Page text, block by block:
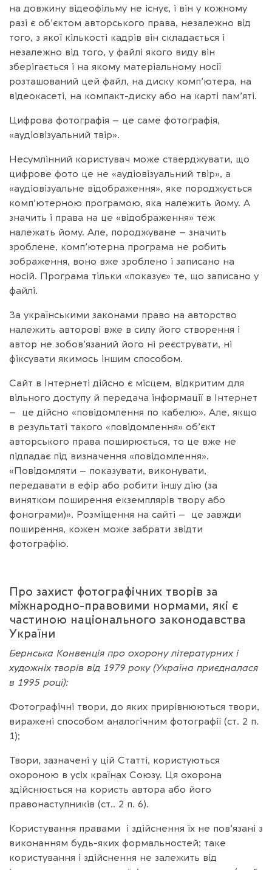
на довжину відеофільму не існує, і він у кожному
разі є об’єктом авторського права, незалежно від
того, з якої кількості кадрів він складається і
незалежно від того, у файлі якого виду він
зберігається і на якому матеріальному носії
розташований цей файл, на диску комп’ютера, на
відеокасеті, на компакт-диску або на карті пам’яті.
Цифрова фотографія – це саме фотографія,
«аудіовізуальний твір».
Несумлінний користувач може стверджувати, що
цифрове фото це не «аудіовізуальний твір», а
«аудіовізуальне відображення», яке породжується
комп’ютерною програмою, яка належить йому. А
значить і права на це «відображення» теж
належать йому. Але, породжуване – значить
зроблене, комп’ютерна програма не робить
зображення, воно вже зроблено і записано на
носій. Програма тільки «показує» те, що записано у
файлі.
За українськими законами право на авторство
належить авторові вже в силу його створення і
автор не зобов’язаний його ні реєструвати, ні
фіксувати якимось іншим способом.
Сайт в Інтернеті дійсно є місцем, відкритим для
вільного доступу й передача інформації в Інтернет
– це дійсно «повідомлення по кабелю». Але, якщо
в результаті такого «повідомлення» об’єкт
авторського права поширюється, то це вже не
підпадає під визначення «повідомлення».
«Повідомляти – показувати, виконувати,
передавати в ефір або робити іншу дію (за
винятком поширення екземплярів твору або
фонограми)». Розміщення на сайті – це завжди
поширення, кожен може забрати звідти
фотографію.
Про захист фотографічних творів за
міжнародно-правовими нормами, які є
частиною національного законодавства
України
Бернська Конвенція про охорону літературних і
художніх творів від 1979 року (Україна приєдналася
в 1995 році):
Фотографічні твори, до яких прирівнюються твори,
виражені способом аналогічним фотографії (ст. 2 п.
1);
Твори, зазначені у цій Статті, користуються
охороною в усіх країнах Союзу. Ця охорона
здійснюється на користь автора або його
правонаступників (ст.. 2 п. 6).
Користування правами і здійснення їх не пов’язані з
виконанням будь-яких формальностей; таке
користування і здійснення не залежить від